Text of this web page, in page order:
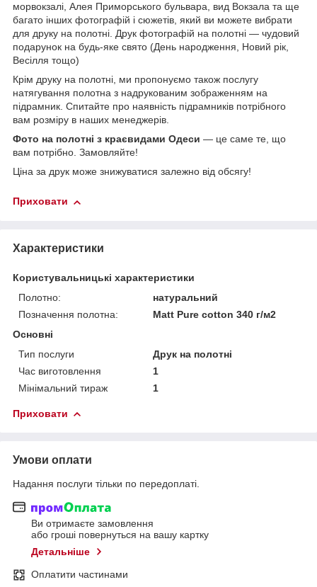
морвокзалі, Алея Приморського бульвара, вид Вокзала та ще
багато інших фотографій і сюжетів, який ви можете вибрати
для друку на полотні. Друк фотографій на полотні — чудовий
подарунок на будь-яке свято (День народження, Новий рік,
Весілля тощо)
Крім друку на полотні, ми пропонуємо також послугу
натягування полотна з надрукованим зображенням на
підрамник. Спитайте про наявність підрамників потрібного
вам розміру в наших менеджерів.
Фото на полотні з краєвидами Одеси — це саме те, що
вам потрібно. Замовляйте!
Ціна за друк може знижуватися залежно від обсягу!
Приховати
Характеристики
Користувальницькі характеристики
Полотно:
натуральний
Позначення полотна:
Matt Pure cotton 340 г/м2
Основні
Тип послуги
Друк на полотні
Час виготовлення
1
Мінімальний тираж
1
Приховати
Умови оплати
Надання послуги тільки по передоплаті.
Ви отримаєте замовлення
або гроші повернуться на вашу картку
Детальніше
Оплатити частинами